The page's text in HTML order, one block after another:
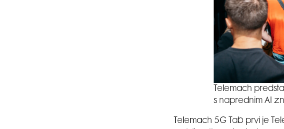
Telemach
s naprednim AI
Telemach 5G Tab prvi je